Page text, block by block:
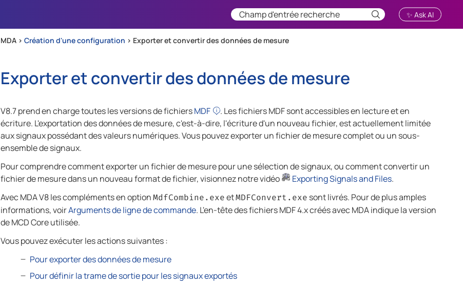
✨ Ask AI
MDA > Création d'une configuration > Exporter et convertir des données de mesure
Exporter et convertir des données de mesure
V8.7prend en charge toutes les versions de fichiersMDF
. Les fichiers MDF sont accessibles en lecture et en
écriture. L'exportation des données de mesure, c'est-à-dire, l'écriture d'un nouveau fichier, est actuellement limitée
aux signaux possédant des valeurs numériques. Vous pouvez exporter un fichier de mesure complet ou un sous-
ensemble de signaux.
Pour comprendre comment exporter un fichier de mesure pour une sélection de signaux, ou comment convertir un
fichier de mesure dans un nouveau format de fichier, visionnez notre vidéo
Exporting Signals and Files.
AvecMDA V8les compléments en optionMdfCombine.exeetMDFConvert.exe sont livrés. Pour de plus amples
informations, voirArguments de ligne de commande. L'en-tête des fichiers MDF 4.x créés avecMDAindique la version
de MCD Core utilisée.
Vous pouvez exécuter les actions suivantes :
Pour exporter des données de mesure
Pour définir la trame de sortie pour les signaux exportés